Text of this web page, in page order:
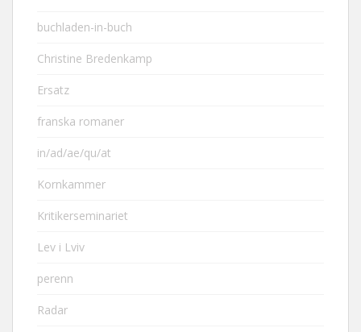
buchladen-in-buch
Christine Bredenkamp
Ersatz
franska romaner
in/ad/ae/qu/at
Kornkammer
Kritikerseminariet
Lev i Lviv
perenn
Radar